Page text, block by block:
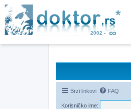
Brzi linkovi FAQ
Korisničko ime: